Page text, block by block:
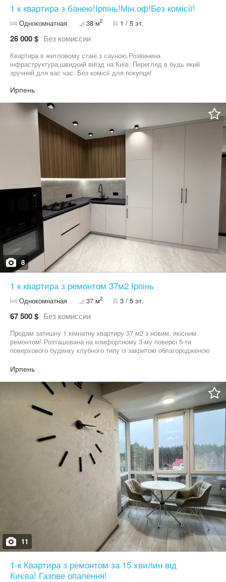
1 к квартира з банею!Ірпінь!Мін.оф!Без комісії!
Однокомнатная 38 м2 1 / 5 эт.
26 000 $ Без комиссии
Квартира в житловому стані з сауною.Розвинена
інфраструктура,швидкий виїзд на Київ. Перегляд в будь який
зручний для вас час. Без комісії для покупця!
Ирпень
8
1 к квартира з ремонтом 37м2 Ірпінь
Однокомнатная 37 м2 3 / 5 эт.
67 500 $ Без комиссии
Продам затишну 1 кімнатну квартиру 37 м2 з новим, якісним
ремонтом! Розташована на комфортному 3-му поверсі 5-ти
поверхового будинку клубного типу із закритою облагородженою
індивідуальне газове опалення, тепла водяна підлога в кухні,
коридорі і в санвузлі, встановлені кухонні меблі, витяжка,
духова шафа, варильна газова поверхня, посудомийна машина!
Також зроблений вивід під інвертор або екофлоу. Дзвоніть та
приїжджайте на перегляд! БЕЗ КОМІСІЇ! З повагою Сергій!
Ирпень
11
1-к Квартира з ремонтом за 15 хвилин від
Києва! Газове опалення!